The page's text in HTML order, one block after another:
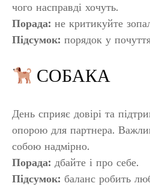
чого насправді хочуть.
Порада: не критикуйте
Підсумок: порядок у
СОБАКА
День сприяє довірі та
опорою для партнера.
собою надмірно.
Порада: дбайте і про себе.
Підсумок: баланс робить